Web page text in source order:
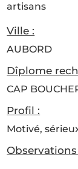
artisans
Ville :
AUBORD
Dîplome
CAP
Profil :
Motivé,
Observations